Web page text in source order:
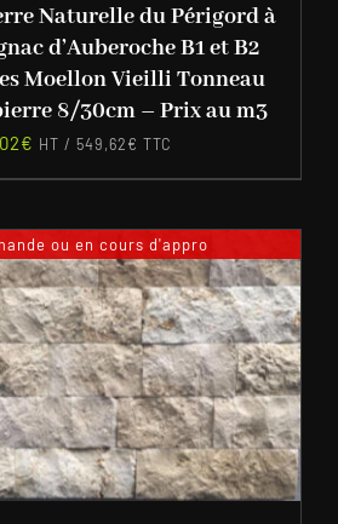
Naturelle du Périgord à
d’Auberoche B1 et B2
Moellon Vieilli Tonneau
8/30cm – Prix au m3
€ HT / 549,62€ TTC
ou en cours d'appro